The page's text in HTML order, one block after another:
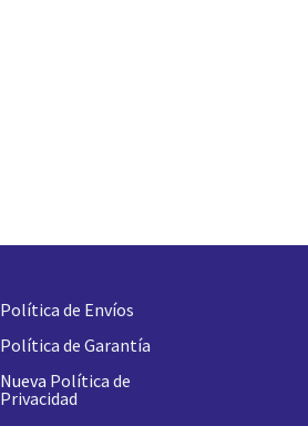
Política de Envíos
Política de Garantía
Nueva Política de
Privacidad